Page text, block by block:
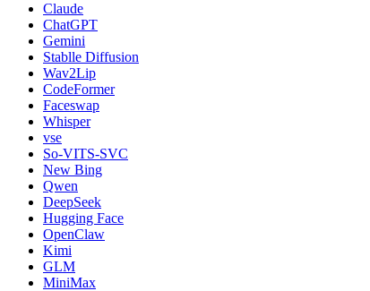
Claude
ChatGPT
Gemini
Stablle Diffusion
Wav2Lip
CodeFormer
Faceswap
Whisper
vse
So-VITS-SVC
New Bing
Qwen
DeepSeek
Hugging Face
OpenClaw
Kimi
GLM
MiniMax